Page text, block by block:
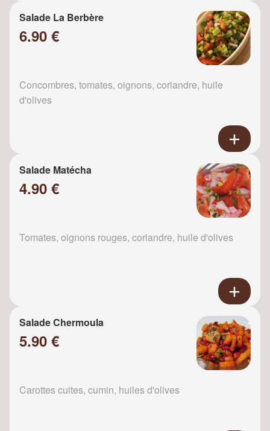
Salade La Berbère
6.90 €
Concombres, tomates, oignons, coriandre, huile
d'olives
Salade Matécha
4.90 €
Tomates, oignons rouges, coriandre, huile d'olives
Salade Chermoula
5.90 €
Carottes cuites, cumin, huiles d'olives